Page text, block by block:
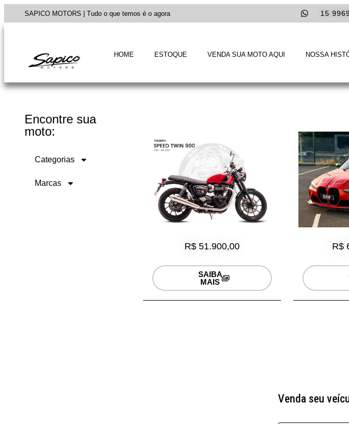
SAPICO MOTORS | Tudo o que temos é o agora 15
HOME ESTOQUE VENDA SUA MOTO AQUI NOSSA
Encontre sua
moto:
Categorias
Marcas
R$ 51.900,00
SAIBA
MAIS
R$
Venda seu